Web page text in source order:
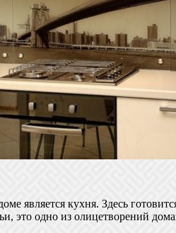
является кухня. Здесь
это одно из олицетворений